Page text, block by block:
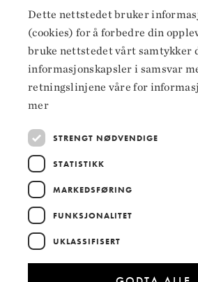
Følg oss på
Facebook
Instagram
LinkedIn
Dette nettstedet bruker
(cookies) for å forbedre din
bruke nettstedet vårt samtykker
informasjonskapsler i samsvar
retningslinjene våre for
mer
STRENGT NØDVENDIGE
STATISTIKK
MARKEDSFØRING
FUNKSJONALITET
UKLASSIFISERT